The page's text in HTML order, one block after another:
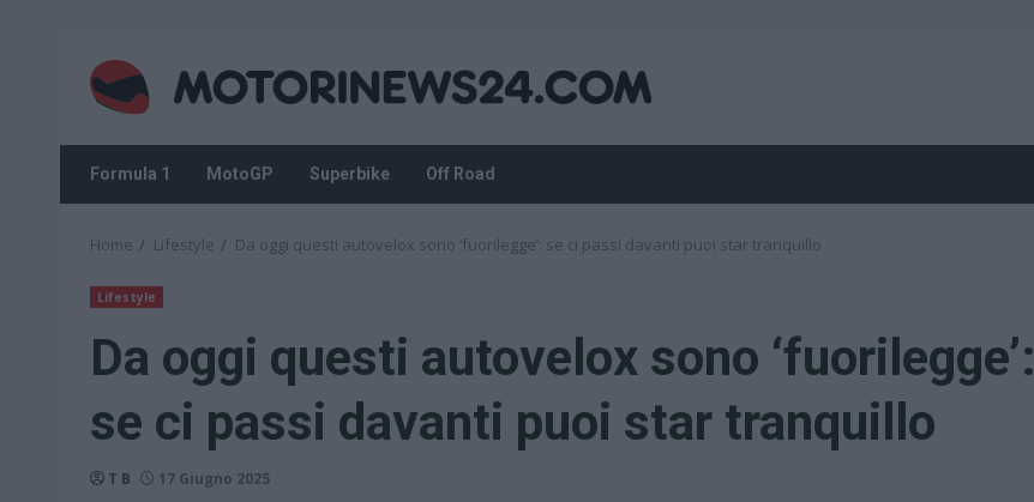
content
Formula 1 MotoGP Superbike Off Road
Home Lifestyle Da oggi questi autovelox sono ‘fuorilegge’: se ci passi davanti puoi star tranquillo
Lifestyle
Da oggi questi autovelox sono ‘fuorilegge’:
se ci passi davanti puoi star tranquillo
T B 17 Giugno 2025